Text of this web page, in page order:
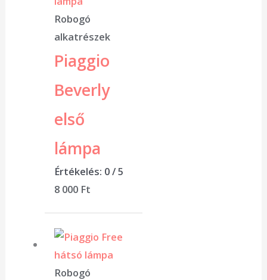
Robogó
alkatrészek
Piaggio
Beverly
első
lámpa
Értékelés: 0/ 5
8 000 Ft
Robogó